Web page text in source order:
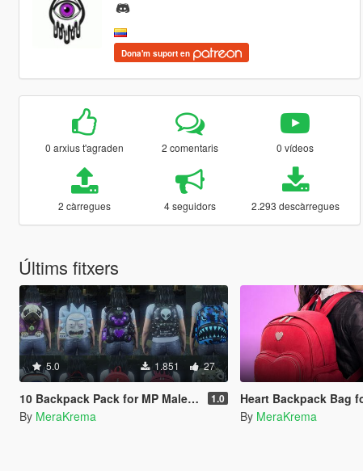
Dona'm suport en
0 arxius t'agraden 2 comentaris 0 vídeos
2 càrregues 4 seguidors 2.293 descàrregues
Últims fitxers
5.0 1.851 27
10 Backpack Pack for MP Male & MP Female (FiveM / Singleplayer) 1.0
By MeraKrema
Heart Backpack Bag for
By MeraKrema